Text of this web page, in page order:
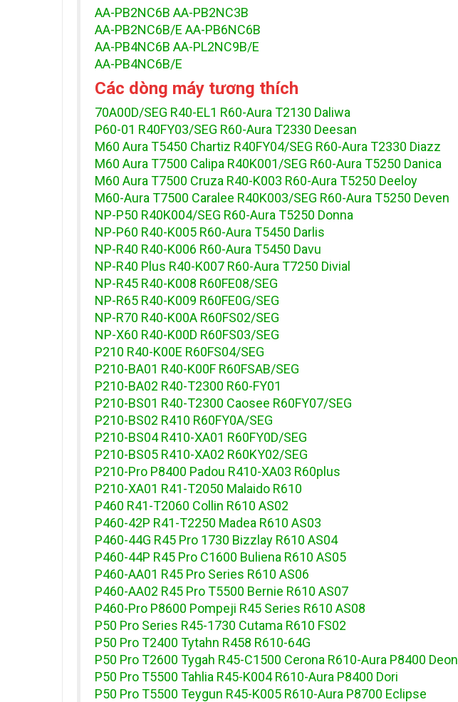
AA-PB2NC6B AA-PB2NC3B
AA-PB2NC6B/E AA-PB6NC6B
AA-PB4NC6B AA-PL2NC9B/E
AA-PB4NC6B/E
Các dòng máy tương thích
70A00D/SEG R40-EL1 R60-Aura T2130 Daliwa
P60-01 R40FY03/SEG R60-Aura T2330 Deesan
M60 Aura T5450 Chartiz R40FY04/SEG R60-Aura T2330 Diazz
M60 Aura T7500 Calipa R40K001/SEG R60-Aura T5250 Danica
M60 Aura T7500 Cruza R40-K003 R60-Aura T5250 Deeloy
M60-Aura T7500 Caralee R40K003/SEG R60-Aura T5250 Deven
NP-P50 R40K004/SEG R60-Aura T5250 Donna
NP-P60 R40-K005 R60-Aura T5450 Darlis
NP-R40 R40-K006 R60-Aura T5450 Davu
NP-R40 Plus R40-K007 R60-Aura T7250 Divial
NP-R45 R40-K008 R60FE08/SEG
NP-R65 R40-K009 R60FE0G/SEG
NP-R70 R40-K00A R60FS02/SEG
NP-X60 R40-K00D R60FS03/SEG
P210 R40-K00E R60FS04/SEG
P210-BA01 R40-K00F R60FSAB/SEG
P210-BA02 R40-T2300 R60-FY01
P210-BS01 R40-T2300 Caosee R60FY07/SEG
P210-BS02 R410 R60FY0A/SEG
P210-BS04 R410-XA01 R60FY0D/SEG
P210-BS05 R410-XA02 R60KY02/SEG
P210-Pro P8400 Padou R410-XA03 R60plus
P210-XA01 R41-T2050 Malaido R610
P460 R41-T2060 Collin R610 AS02
P460-42P R41-T2250 Madea R610 AS03
P460-44G R45 Pro 1730 Bizzlay R610 AS04
P460-44P R45 Pro C1600 Buliena R610 AS05
P460-AA01 R45 Pro Series R610 AS06
P460-AA02 R45 Pro T5500 Bernie R610 AS07
P460-Pro P8600 Pompeji R45 Series R610 AS08
P50 Pro Series R45-1730 Cutama R610 FS02
P50 Pro T2400 Tytahn R458 R610-64G
P50 Pro T2600 Tygah R45-C1500 Cerona R610-Aura P8400 Deon
P50 Pro T5500 Tahlia R45-K004 R610-Aura P8400 Dori
P50 Pro T5500 Teygun R45-K005 R610-Aura P8700 Eclipse